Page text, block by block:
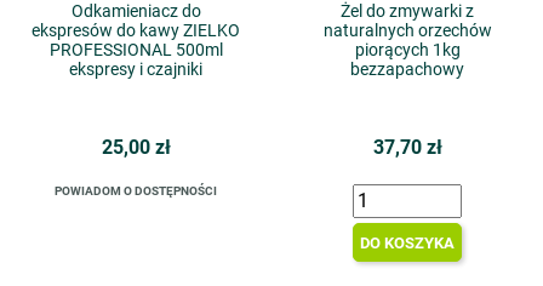
Odkamieniacz do
ekspresów do kawy ZIELKO
PROFESSIONAL 500ml
ekspresy i czajniki
25,00 zł
POWIADOM O DOSTĘPNOŚCI
Żel do zmywarki z
naturalnych orzechów
piorących 1kg
bezzapachowy
37,70 zł
DO KOSZYKA